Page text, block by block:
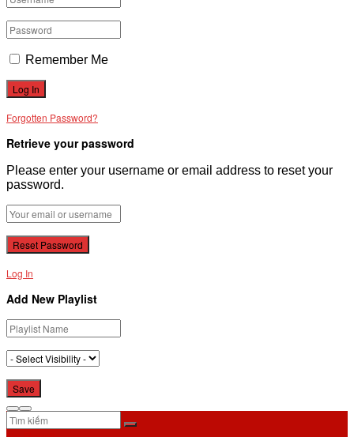
Remember Me
Forgotten Password?
Retrieve your password
Please enter your username or email address to reset your
password.
Log In
Add New Playlist